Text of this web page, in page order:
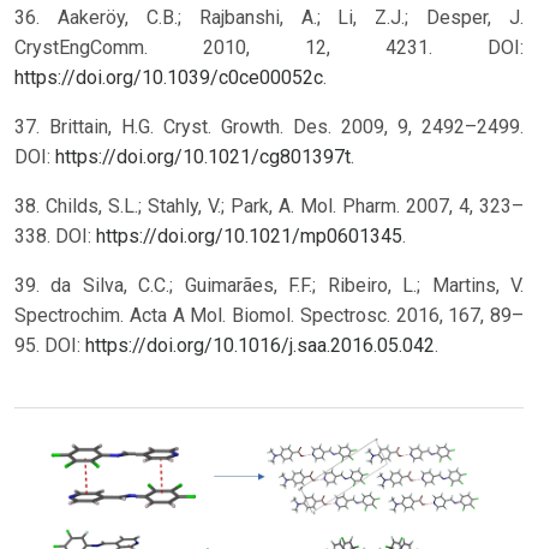
36. Aakeröy, C.B.; Rajbanshi, A.; Li, Z.J.; Desper, J.
CrystEngComm. 2010, 12, 4231. DOI:
https://doi.org/10.1039/c0ce00052c.
37. Brittain, H.G. Cryst. Growth. Des. 2009, 9, 2492–2499.
DOI: https://doi.org/10.1021/cg801397t.
38. Childs, S.L.; Stahly, V.; Park, A. Mol. Pharm. 2007, 4, 323–
338. DOI: https://doi.org/10.1021/mp0601345.
39. da Silva, C.C.; Guimarães, F.F.; Ribeiro, L.; Martins, V.
Spectrochim. Acta A Mol. Biomol. Spectrosc. 2016, 167, 89–
95. DOI: https://doi.org/10.1016/j.saa.2016.05.042.